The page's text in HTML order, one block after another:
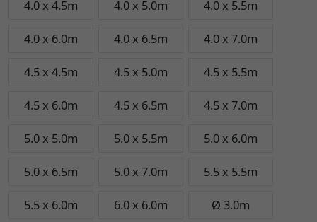
4.0 x 4.5m 4.0 x 5.0m 4.0 x 5.5m
4.0 x 6.0m 4.0 x 6.5m 4.0 x 7.0m
4.5 x 4.5m 4.5 x 5.0m 4.5 x 5.5m
4.5 x 6.0m 4.5 x 6.5m 4.5 x 7.0m
5.0 x 5.0m 5.0 x 5.5m 5.0 x 6.0m
5.0 x 6.5m 5.0 x 7.0m 5.5 x 5.5m
5.5 x 6.0m 6.0 x 6.0m Ø 3.0m